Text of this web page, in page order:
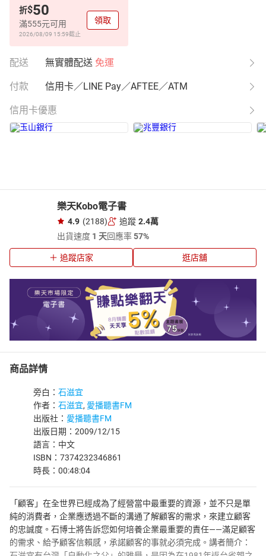
折$50
滿555元可用
2026/08/09 15:59截止
領取
配送 無實體配送 免運
付款 信用卡／LINE Pay／AFTEE／ATM
信用卡優惠
樂天Kobo電子書
4.9 (2188) 追蹤 2.4萬
出貨速度 1 天回應率57%
追蹤店家 逛店舖
商品詳情
旁白： 石滋宜
作者： 石滋宜, 愛播聽書FM
出版社： 愛播聽書FM
出版日期：2009/12/15
語言：中文
ISBN：7374232346861
時長：00:48:04
「顧客」在全世界已經成為了經營當中最重要的資源，並不只是單
純的消費者，企業應透過不斷的溝通了解顧客的需求，來建立顧客
的忠誠度。石博士將告訴您如何培養企業最重要的責任——滿足顧客
的需求、給予顧客信賴感，承諾顧客的事就必須完成。講者簡介：